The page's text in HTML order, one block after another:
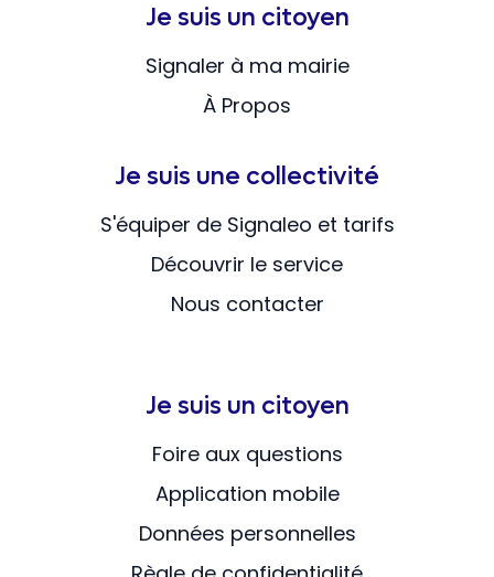
Je suis un citoyen
Signaler à ma mairie
À Propos
Je suis une collectivité
S'équiper de Signaleo et tarifs
Découvrir le service
Nous contacter
Je suis un citoyen
Foire aux questions
Application mobile
Données personnelles